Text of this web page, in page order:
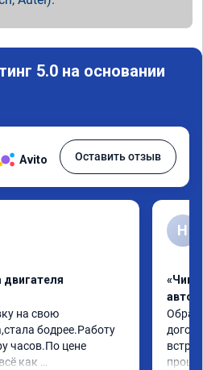
5.0 на основании
Avito Оставить отзыв
на свою
бодрее.Работу
часов.По цене
как
Н
«Чип